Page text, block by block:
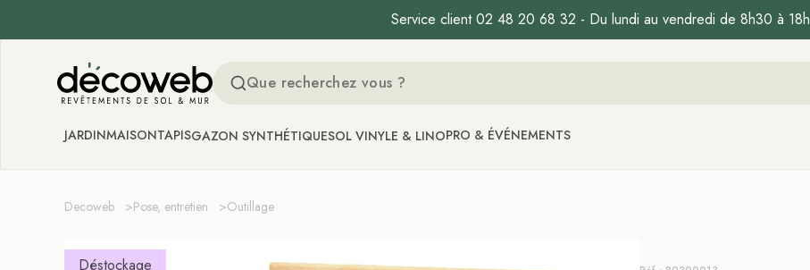
Service client 02 48 20 68 32 - Du lundi au vendredi de 8h30 à 18h
Decoweb
JARDINMAISONTAPISGAZON SYNTHÉTIQUESOL VINYLE & LINOPRO & ÉVÉNEMENTS
Decoweb >Pose, entretien >Outillage
Déstockage